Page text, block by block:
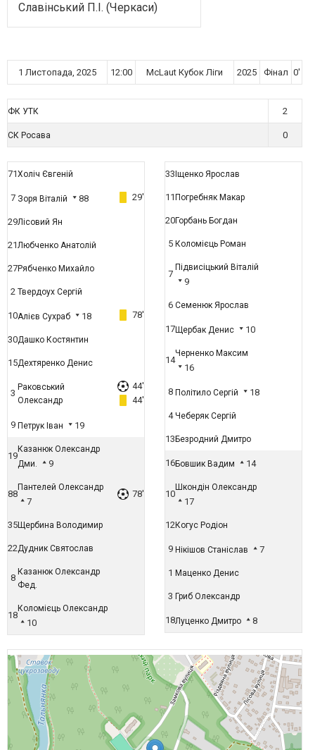
Славінський П.І. (Черкаси)
1 Листопада, 2025 12:00 McLaut Кубок Ліги 2025 Фінал 0'
ФК УТК 2
СК Росава 0
71Холіч Євгеній
7 Зоря Віталій 88 29'
29Лісовий Ян
21Любченко Анатолій
27Рябченко Михайло
2 Твердоух Сергій
10Алієв Сухраб 18 78'
30Дашко Костянтин
15Дехтяренко Денис
3
Раковський
Олександр
44'
44'
9 Петрук Іван 19
19
Казанюк Олександр
Дми.
9
88
Пантелей Олександр
7
78'
35Щербина Володимир
22Дудник Святослав
8
Казанюк Олександр
Фед.
18
Коломієць Олександр
10
33 Іщенко Ярослав
11 Погребняк Макар
20Горбань Богдан
5 Коломієць Роман
7
Підвисіцький Віталій
9
6 Семенюк Ярослав
17Щербак Денис 10
14
Черненко Максим
16
8 Політило Сергій 18
4 Чеберяк Сергій
13 Безродний Дмитро
16Бовшик Вадим 14
10
Шкондін Олександр
17
12Когус Родіон
9 Нікішов Станіслав 7
1 Маценко Денис
3 Гриб Олександр
18Луценко Дмитро 8